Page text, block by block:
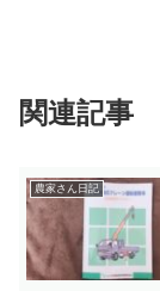
関連記事
農家さん日記